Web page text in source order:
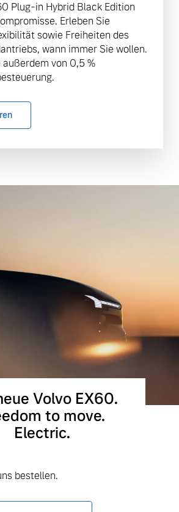
Plug-in Hybrid Black Edition
Erleben Sie
sowie Freiheiten des
wann immer Sie wollen.
von 0,5 %
Volvo EX60.
to move.
Electric.
bestellen.